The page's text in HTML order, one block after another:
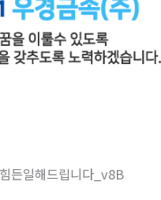
든일해드립니다_v8B